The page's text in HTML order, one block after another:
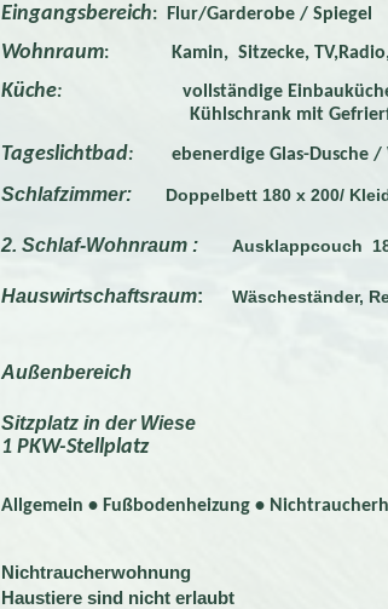
Eingangsbereich: Flur/Garderobe / Spiegel
Wohnraum: Kamin, Sitzecke,
Küche:
vollständige
Kühlschrank mit Gefrierfach,
Tageslichtbad: ebenerdige Glas-Dusche /
Schlafzimmer: Doppelbett 180 x 200/
2. Schlaf-Wohnraum : Ausklappcouch
Hauswirtschaftsraum: Wäscheständer,
Außenbereich
Sitzplatz in der Wiese
1 PKW-Stellplatz
Allgemein • Fußbodenheizung •
Nichtraucherwohnung
Haustiere sind nicht erlaubt